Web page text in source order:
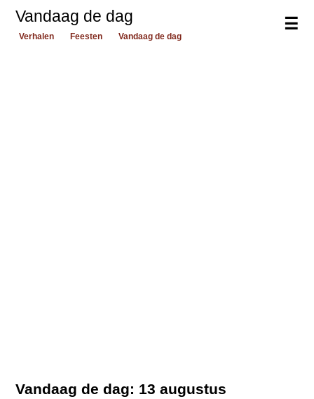
☰
Vandaag de dag
Verhalen Feesten Vandaag de dag
Vandaag de dag: 13 augustus